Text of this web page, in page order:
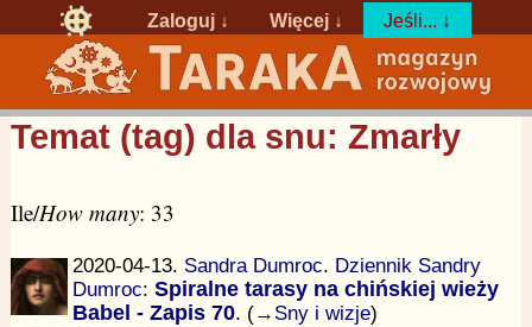
Zaloguj ↓ Więcej ↓ Jeśli... ↓
Temat (tag) dla snu: Zmarły
Ile/How many: 33
2020-04-13. Sandra Dumroc. Dziennik Sandry
Dumroc: Spiralne tarasy na chińskiej wieży
Babel - Zapis 70. (→ Sny i wizje)